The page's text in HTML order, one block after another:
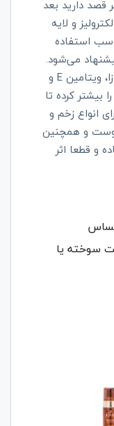
قصد دارید بعد
و لایه
استفاده
می‌شود.
در ساخت این محصول از ریشه میموزا، ویتامین E و
بیشتر کرده تا
انواع زخم و
پوست و همچنین
و قطعا اثر
سوخته یا